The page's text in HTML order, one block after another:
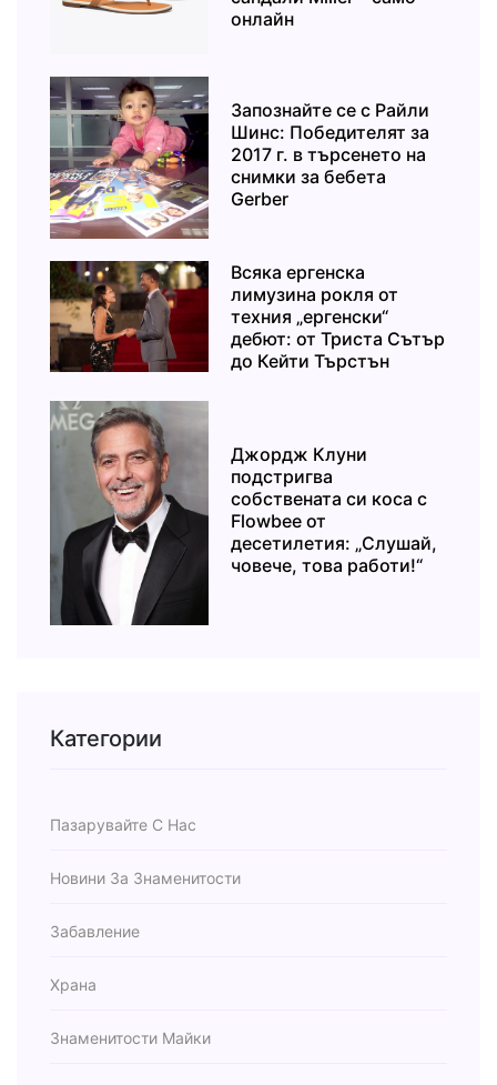
онлайн
Запознайте се с Райли
Шинс: Победителят за
2017 г. в търсенето на
снимки за бебета
Gerber
Всяка ергенска
лимузина рокля от
техния „ергенски“
дебют: от Триста Сътър
до Кейти Търстън
Джордж Клуни
подстригва
собствената си коса с
Flowbee от
десетилетия: „Слушай,
човече, това работи!“
Категории
Пазарувайте С Нас
Новини За Знаменитости
Забавление
Храна
Знаменитости Майки